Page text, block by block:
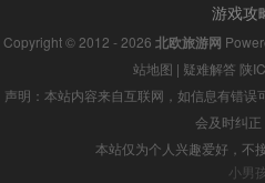
游戏攻
Copyright © 2012 - 2026 北欧旅游网
站地图 | 疑难解答 陕
声明：本站内容来自互联网，如信息有错
会及时纠
本站仅为个人兴趣爱好，不
小男孩